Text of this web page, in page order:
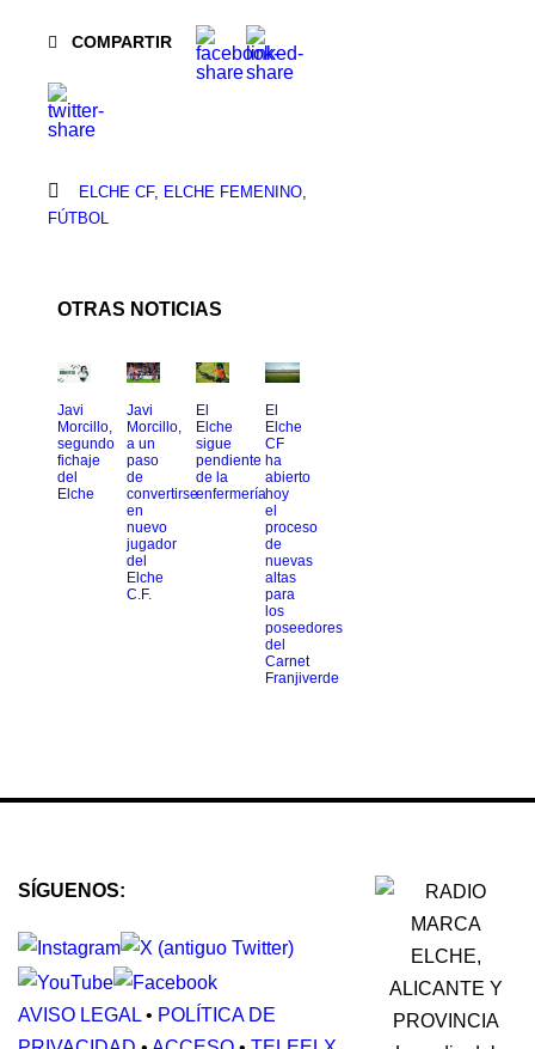
COMPARTIR
ELCHE CF, ELCHE FEMENINO
FÚTBOL
OTRAS NOTICIAS
Javi
Morcillo,
segundo
fichaje
del
Elche
Javi
Morcillo,
a un
paso
de
convertirse
en
nuevo
jugador
del
Elche
C.F.
El
Elche
sigue
pendiente
de la
enfermería
El
Elche
CF
ha
abierto
hoy
el
proceso
de
nuevas
altas
para
los
poseedores
del
Carnet
Franjiverde
SÍGUENOS:
AVISO LEGAL • POLÍTICA DE